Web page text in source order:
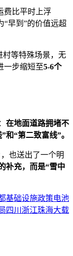
费比平时上浮
“早到”的价值远超
村等特殊场景，无
一步缩短至5-6个
在地面道路拥堵不
“第二致富线”。
也送出了一个明
补充，而是“雪中
基础设施政策电池
四川 浙江珠海大载